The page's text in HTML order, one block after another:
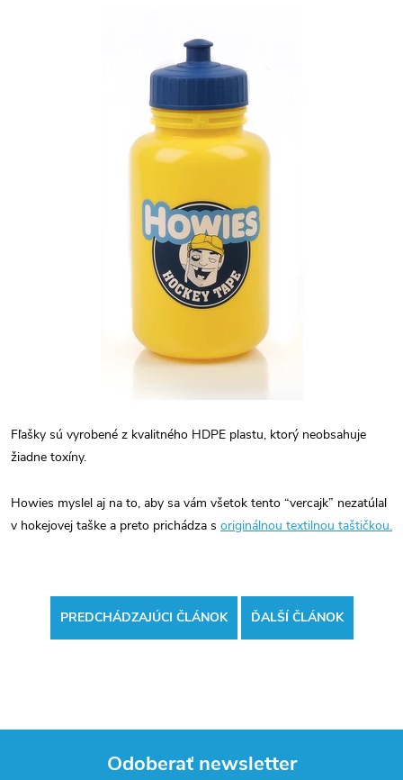
Fľašky sú vyrobené z kvalitného HDPE plastu, ktorý neobsahuje
žiadne toxíny.
Howies myslel aj na to, aby sa vám všetok tento “vercajk” nezatúlal
v hokejovej taške a preto prichádza s originálnou textilnou taštičkou.
PREDCHÁDZAJÚCI ČLÁNOK ĎALŠÍ ČLÁNOK
Odoberať newsletter